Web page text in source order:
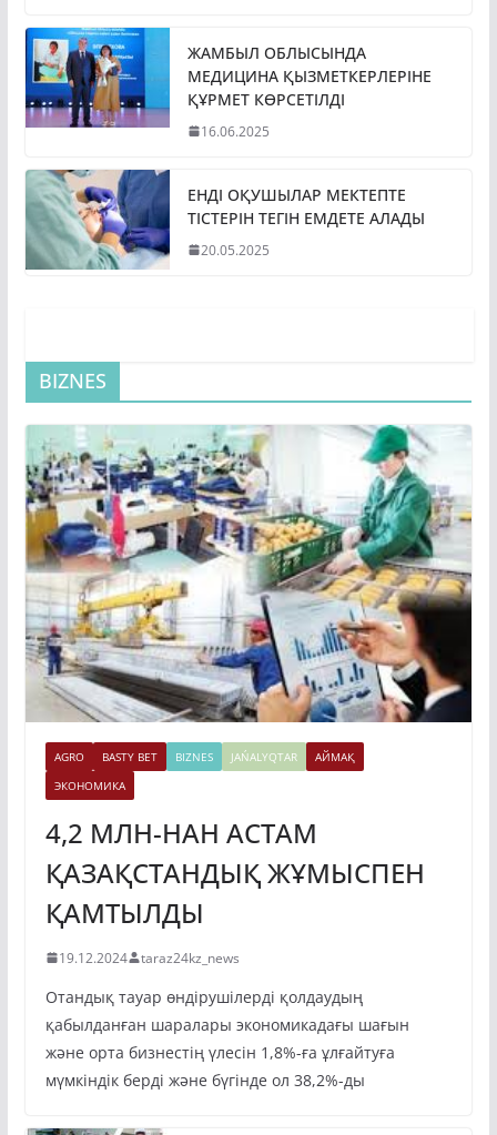
ЖАМБЫЛ ОБЛЫСЫНДА
МЕДИЦИНА ҚЫЗМЕТКЕРЛЕРІНЕ
ҚҰРМЕТ КӨРСЕТІЛДІ
16.06.2025
ЕНДІ ОҚУШЫЛАР МЕКТЕПТЕ
ТІСТЕРІН ТЕГІН ЕМДЕТЕ АЛАДЫ
20.05.2025
BIZNES
AGRO BASTY BET BIZNES JAŃALYQTAR
АЙМАҚ
ЭКОНОМИКА
4,2 МЛН-НАН АСТАМ
ҚАЗАҚСТАНДЫҚ ЖҰМЫСПЕН
ҚАМТЫЛДЫ
19.12.2024 taraz24kz_news
Отандық тауар өндірушілерді қолдаудың
қабылданған шаралары экономикадағы шағын
және орта бизнестің үлесін 1,8%-ға ұлғайтуға
мүмкіндік берді және бүгінде ол 38,2%-ды